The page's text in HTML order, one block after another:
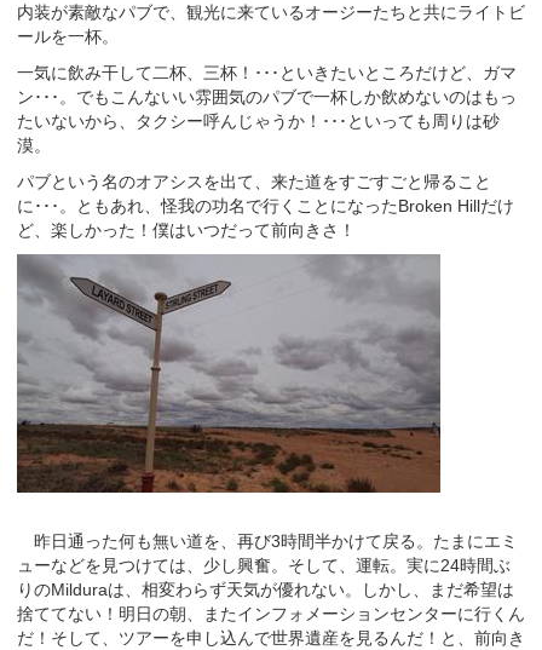
内装が素敵なパブで、観光に来ているオージーたちと共にライトビ
ールを一杯。
一気に飲み干して二杯、三杯！･･･といきたいところだけど、ガマ
ン･･･。でもこんないい雰囲気のパブで一杯しか飲めないのはもっ
たいないから、タクシー呼んじゃうか！･･･といっても周りは砂
漠。
パブという名のオアシスを出て、来た道をすごすごと帰ること
に･･･。ともあれ、怪我の功名で行くことになったBroken Hillだけ
ど、楽しかった！僕はいつだって前向きさ！
昨日通った何も無い道を、再び3時間半かけて戻る。たまにエミ
ューなどを見つけては、少し興奮。そして、運転。実に24時間ぶ
りのMilduraは、相変わらず天気が優れない。しかし、まだ希望は
捨ててない！明日の朝、またインフォメーションセンターに行くん
だ！そして、ツアーを申し込んで世界遺産を見るんだ！と、前向き